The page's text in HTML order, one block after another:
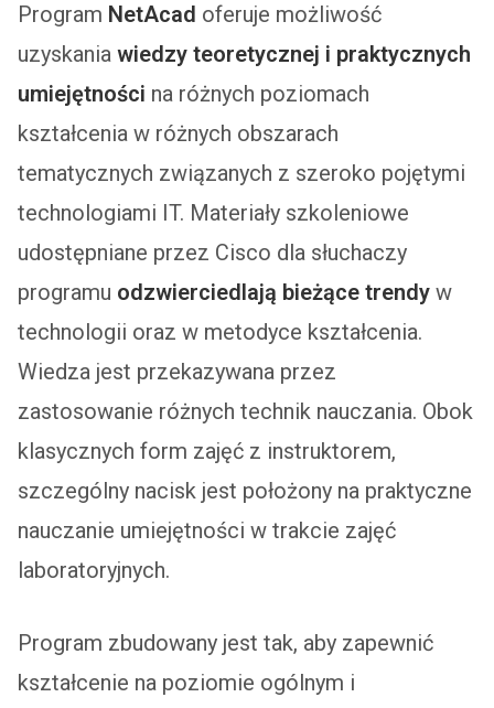
Program NetAcad oferuje możliwość
uzyskania wiedzy teoretycznej i praktycznych
umiejętności na różnych poziomach
kształcenia w różnych obszarach
tematycznych związanych z szeroko pojętymi
technologiami IT. Materiały szkoleniowe
udostępniane przez Cisco dla słuchaczy
programu odzwierciedlają bieżące trendy w
technologii oraz w metodyce kształcenia.
Wiedza jest przekazywana przez
zastosowanie różnych technik nauczania. Obok
klasycznych form zajęć z instruktorem,
szczególny nacisk jest położony na praktyczne
nauczanie umiejętności w trakcie zajęć
laboratoryjnych.
Program zbudowany jest tak, aby zapewnić
kształcenie na poziomie ogólnym i